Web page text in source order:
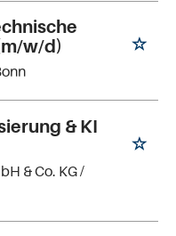
w/d)
& KI
& Co. KG/